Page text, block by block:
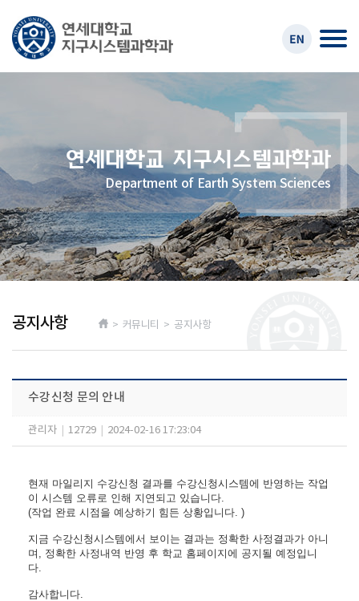
Department of Earth System Sciences
공지사항 > 커뮤니티 > 공지사항
수강신청 문의 안내
관리자 12729 2024-02-16 17:23:04
현재 마일리지 수강신청 결과를 수강신청시스템에 반영하는 작업
이 시스템 오류로 인해 지연되고 있습니다.
(작업 완료 시점을 예상하기 힘든 상황입니다. )
지금 수강신청시스템에서 보이는 결과는 정확한 사정결과가 아니
며, 정확한 사정내역 반영 후 학교 홈페이지에 공지될 예정입니
다.
감사합니다.